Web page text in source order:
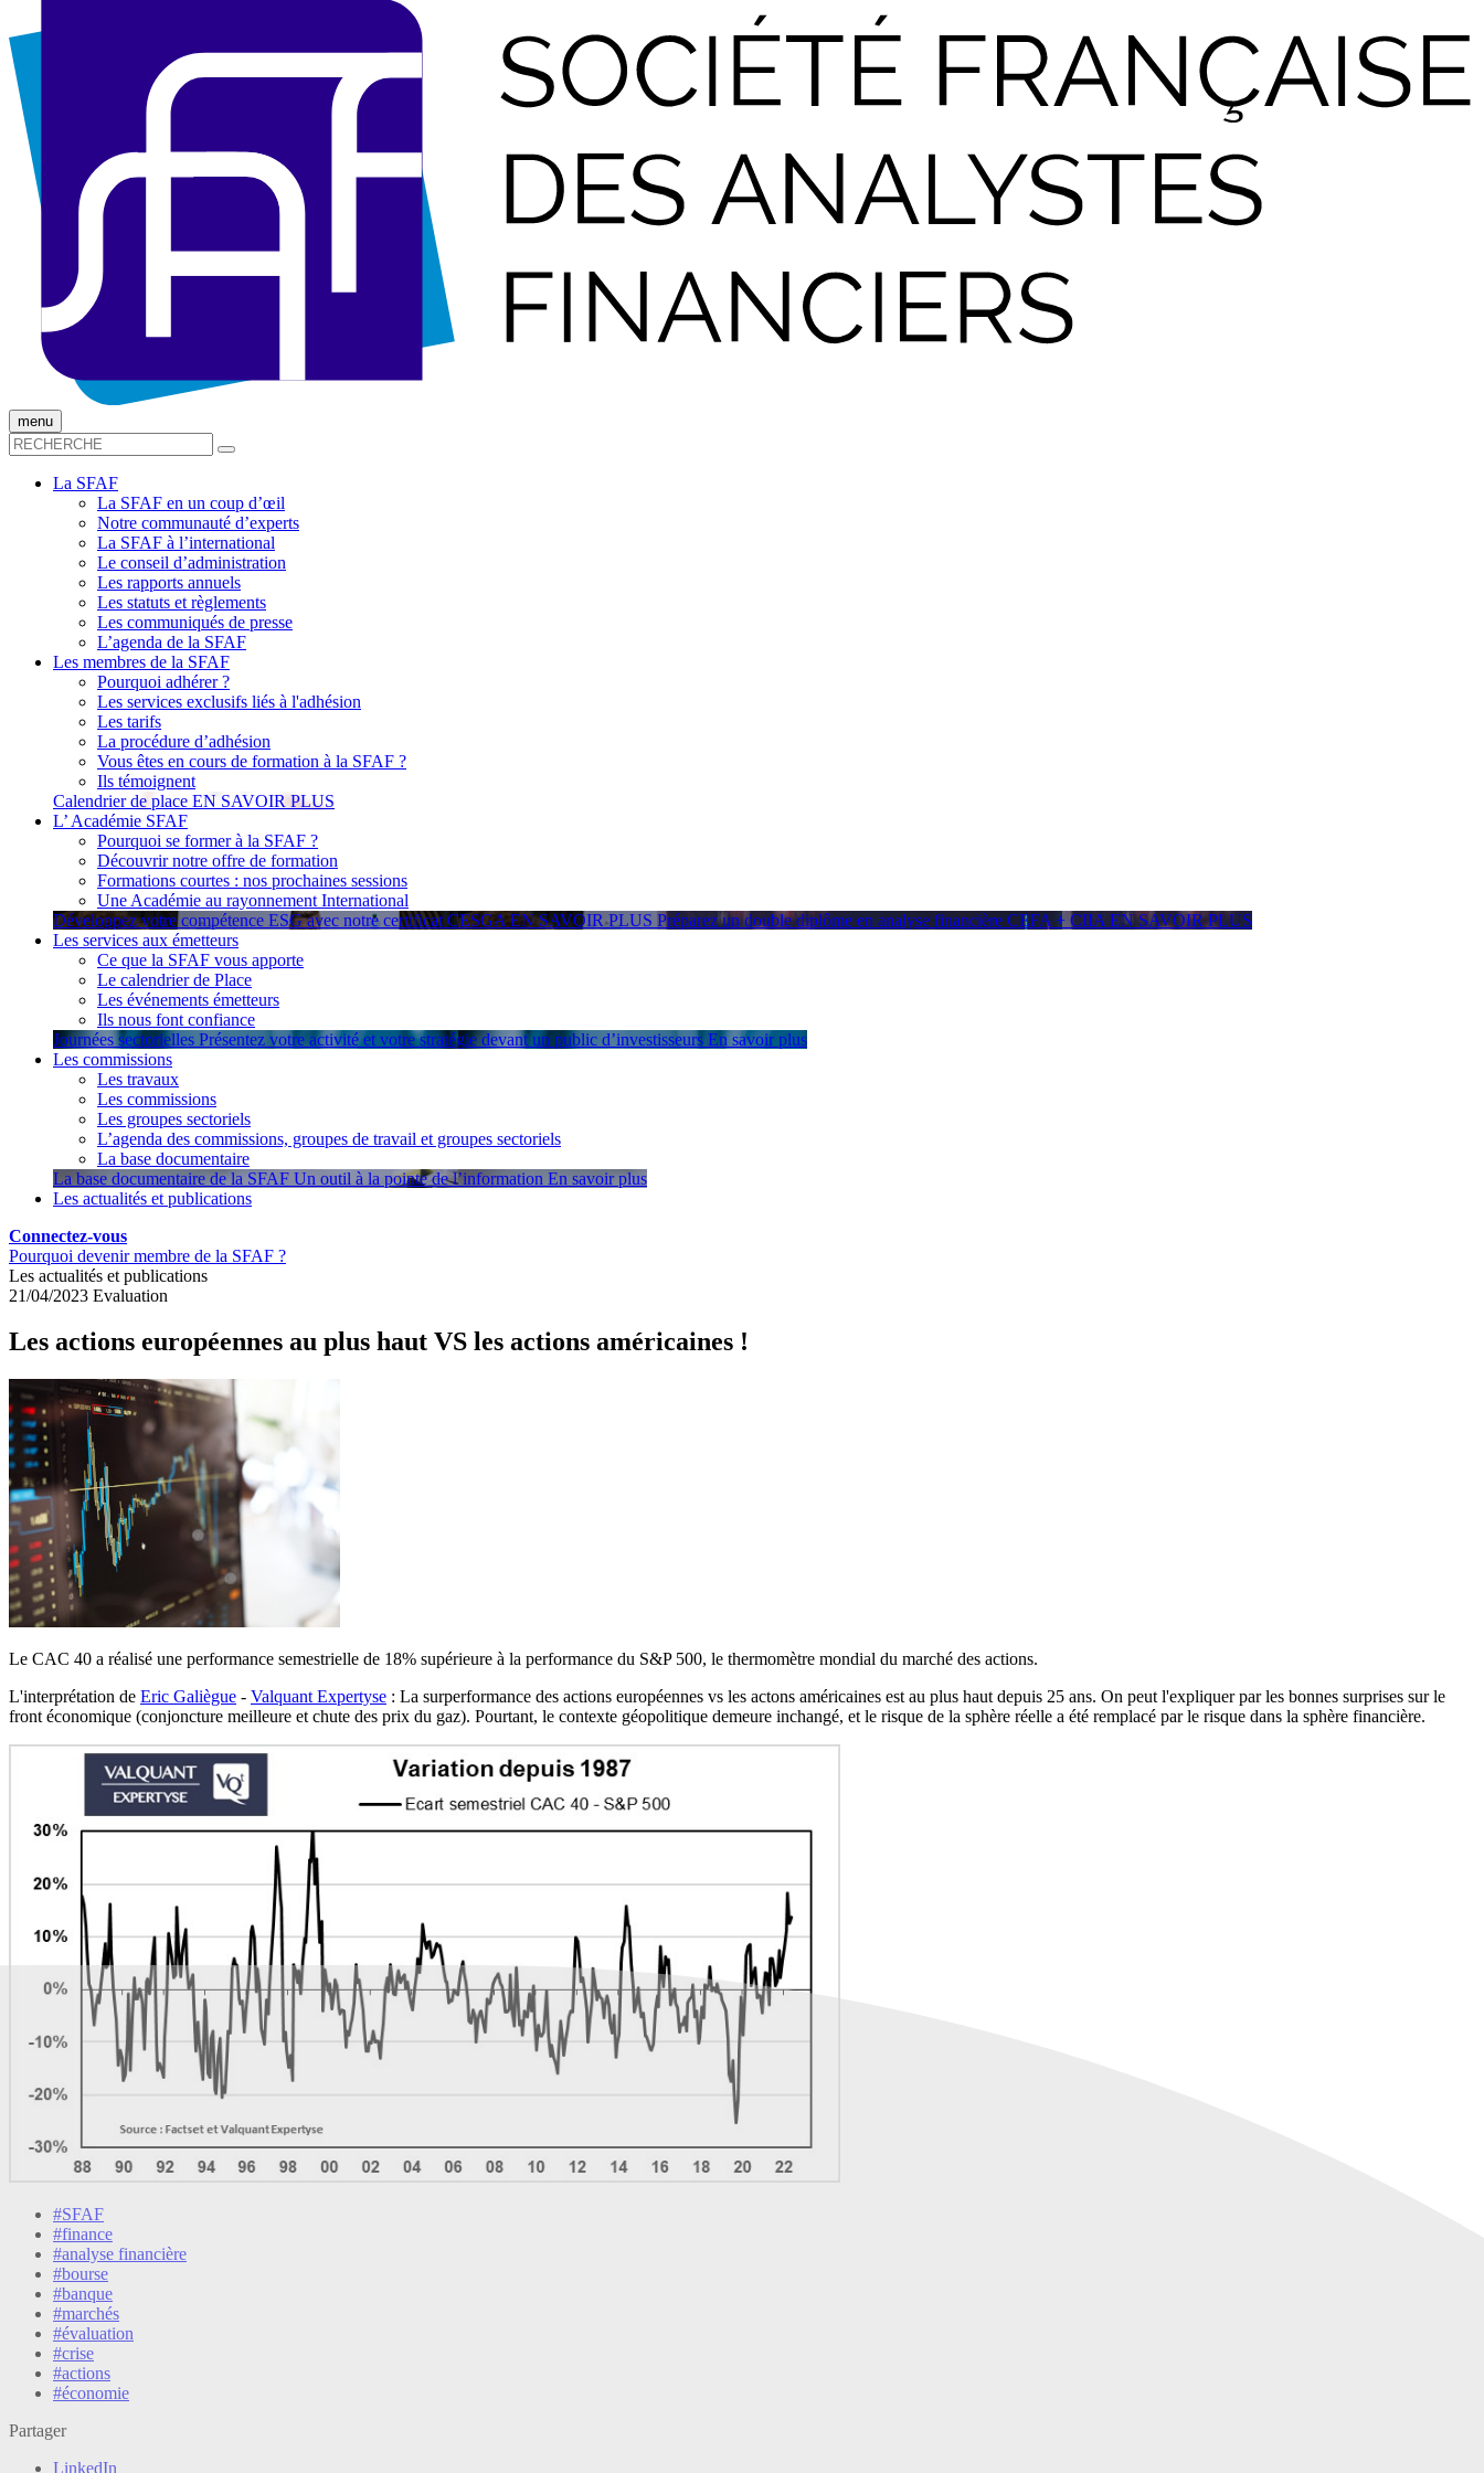
menu
La SFAF
La SFAF en un coup d’œil
Notre communauté d’experts
La SFAF à l’international
Le conseil d’administration
Les rapports annuels
Les statuts et règlements
Les communiqués de presse
L’agenda de la SFAF
Les membres de la SFAF
Pourquoi adhérer ?
Les services exclusifs liés à l'adhésion
Les tarifs
La procédure d’adhésion
Vous êtes en cours de formation à la SFAF ?
Ils témoignent
Calendrier de place EN SAVOIR PLUS
L’ Académie SFAF
Pourquoi se former à la SFAF ?
Découvrir notre offre de formation
Formations courtes : nos prochaines sessions
Une Académie au rayonnement International
Développez votre compétence ESG avec notre certificat CESGA EN SAVOIR PLUS Préparez un double diplôme en analyse financière CEFA + CIIA EN SAVOIR PLUS
Les services aux émetteurs
Ce que la SFAF vous apporte
Le calendrier de Place
Les événements émetteurs
Ils nous font confiance
Journées sectorielles Présentez votre activité et votre stratégie devant un public d’investisseurs En savoir plus
Les commissions
Les travaux
Les commissions
Les groupes sectoriels
L’agenda des commissions, groupes de travail et groupes sectoriels
La base documentaire
La base documentaire de la SFAF Un outil à la pointe de l’information En savoir plus
Les actualités et publications
Connectez-vous
Pourquoi devenir membre de la SFAF ?
Les actualités et publications
21/04/2023 Evaluation
Les actions européennes au plus haut VS les actions américaines !
Le CAC 40 a réalisé une performance semestrielle de 18% supérieure à la performance du S&P 500, le thermomètre mondial du marché des actions.
L'interprétation de Eric Galiègue - Valquant Expertyse : La surperformance des actions européennes vs les actons américaines est au plus haut depuis 25 ans. On peut l'expliquer par les bonnes surprises sur le
front économique (conjoncture meilleure et chute des prix du gaz). Pourtant, le contexte géopolitique demeure inchangé, et le risque de la sphère réelle a été remplacé par le risque dans la sphère financière.
#SFAF
#finance
#analyse financière
#bourse
#banque
#marchés
#évaluation
#crise
#actions
#économie
Partager
LinkedIn